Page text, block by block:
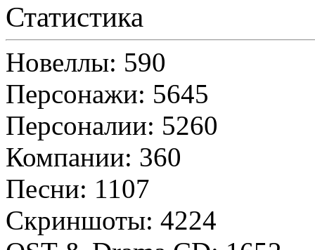
Статистика
Новеллы: 590
Персонажи: 5645
Персоналии: 5260
Компании: 360
Песни: 1107
Скриншоты: 4224